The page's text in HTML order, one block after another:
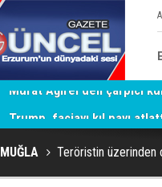
MUĞLA Teröristin üzerinden